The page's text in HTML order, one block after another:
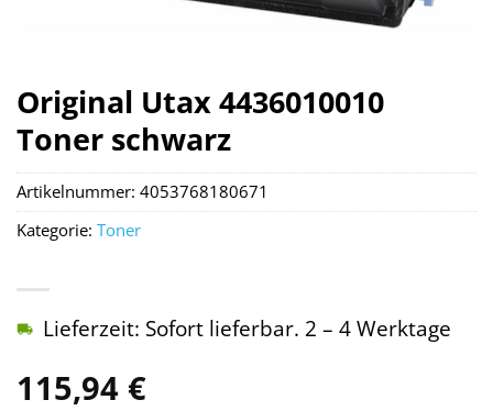
Original Utax 4436010010
Toner schwarz
115,94 €
Lieferzeit: Sofort lieferbar. 2 – 4 Werktage
Artikelnummer: 4053768180671
Kategorie: Toner